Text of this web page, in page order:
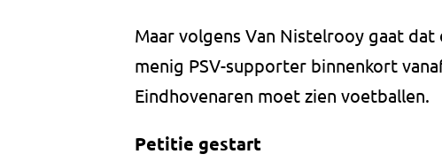
Maar volgens Van Nistelrooy gaat
menig PSV-supporter binnenkort
Eindhovenaren moet zien voetballen.
Petitie gestart